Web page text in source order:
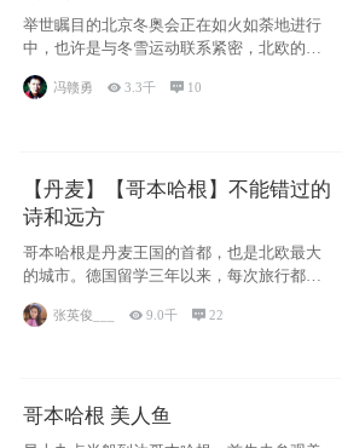
举世瞩目的北京冬奥会正在如火如荼地进行
中，也许是与冬雪运动联系紧密，北欧的一
些国家因
冯赣勇 3.3千  10
【丹麦】【哥本哈根】不能错过的
诗和远方
哥本哈根是丹麦王国的首都，也是北欧最大
的城市。德国留学三年以来，每次旅行都是
张英俊___ 9.0千 22
哥本哈根 美人鱼